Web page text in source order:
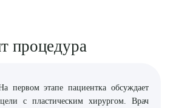
процедура
первом этапе пациентка обсуждает
с пластическим хирургом. Врач